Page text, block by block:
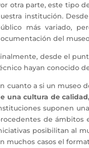
otra parte, este tipo
institución.
más variado,
del
desde el
hayan conocido
cuanto a si un museo
una cultura de
suponen
de ámbitos
posibilitan al
muchos casos el